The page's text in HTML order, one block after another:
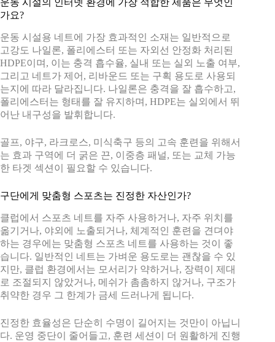
운동 시설의 인터넷 환경에 가장 적합한 제품은 무엇인
가요?
운동 시설용 네트에 가장 효과적인 소재는 일반적으로
고강도 나일론, 폴리에스터 또는 자외선 안정화 처리된
HDPE이며, 이는 충격 흡수율, 실내 또는 실외 노출 여부,
그리고 네트가 제어, 리바운드 또는 구획 용도로 사용되
는지에 따라 달라집니다. 나일론은 충격을 잘 흡수하고,
폴리에스터는 형태를 잘 유지하며, HDPE는 실외에서 뛰
어난 내구성을 발휘합니다.
골프, 야구, 라크로스, 미식축구 등의 고속 훈련을 위해서
는 효과 구역에 더 굵은 끈, 이중층 패널, 또는 교체 가능
한 타겟 섹션이 필요할 수 있습니다.
구단에게 맞춤형 스포츠는 진정한 자산인가?
클럽에서 스포츠 네트를 자주 사용하거나, 자주 위치를
옮기거나, 야외에 노출되거나, 체계적인 훈련을 견뎌야
하는 경우에는 맞춤형 스포츠 네트를 사용하는 것이 좋
습니다. 일반적인 네트는 가벼운 용도로는 괜찮을 수 있
지만, 클럽 환경에서는 모서리가 약하거나, 장력이 제대
로 조절되지 않았거나, 메쉬가 촘촘하지 않거나, 구조가
취약한 경우 그 한계가 금세 드러나게 됩니다.
진정한 효율성은 단순히 수명이 길어지는 것만이 아닙니
다. 운영 중단이 줄어들고, 훈련 세션이 더 원활하게 진행